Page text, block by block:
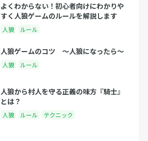
よくわからない！初心者向けにわかりや
すく人狼ゲームのルールを解説します
人狼 ルール
人狼ゲームのコツ 〜人狼になったら〜
人狼 ルール
人狼から村人を守る正義の味方『騎士』
とは？
人狼 ルール テクニック